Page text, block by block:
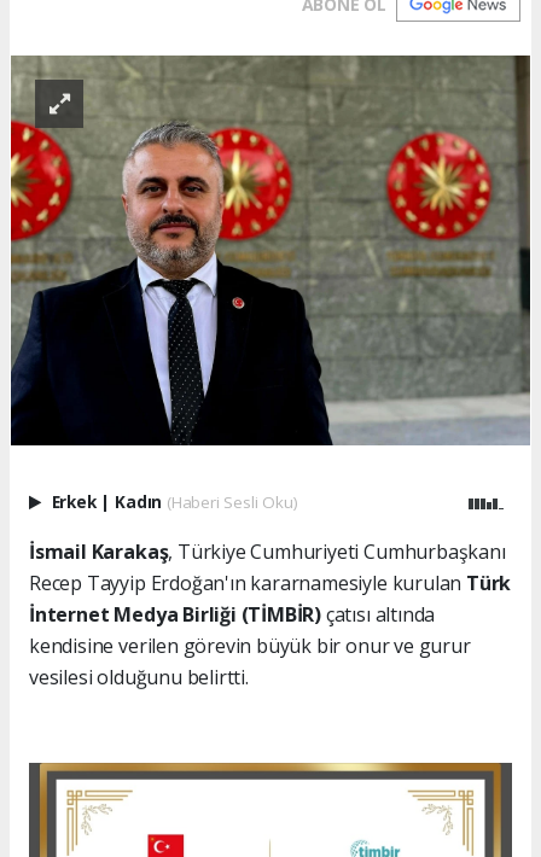
Erkek | Kadın (Haberi Sesli Oku)
İsmail Karakaş, Türkiye Cumhuriyeti Cumhurbaşkanı
Recep Tayyip Erdoğan'ın kararnamesiyle kurulan Türk
İnternet Medya Birliği (TİMBİR)çatısı altında
kendisine verilen görevin büyük bir onur ve gurur
vesilesi olduğunu belirtti.